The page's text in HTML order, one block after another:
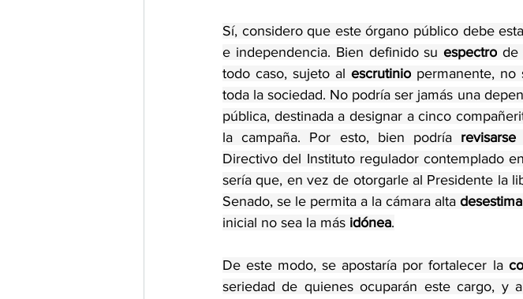
Sí, considero que este órgano público debe
e independencia. Bien definido su espectro de
todo caso, sujeto al escrutinio permanente, no
toda la sociedad. No podría ser jamás una
pública, destinada a designar a cinco
la campaña. Por esto, bien podría
Directivo del Instituto regulador contemplado
sería que, en vez de otorgarle al Presidente la
Senado, se le permita a la cámara alta
inicial no sea la más idónea.
De este modo, se apostaría por fortalecer la